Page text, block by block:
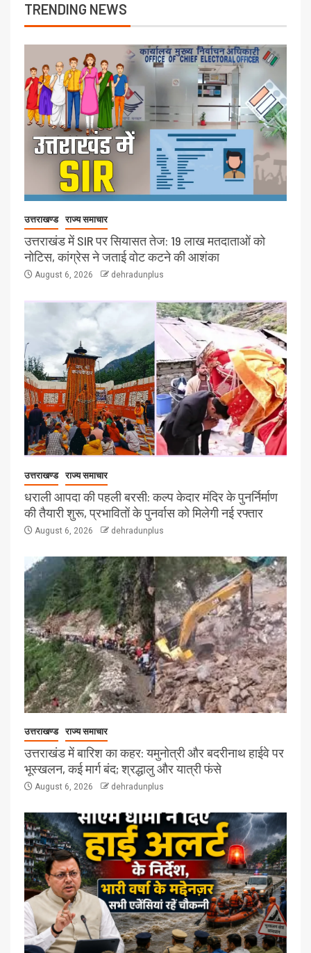
TRENDING NEWS
उत्तराखण्ड राज्य समाचार
उत्तराखंड में SIR पर सियासत तेज: 19 लाख मतदाताओं को
नोटिस, कांग्रेस ने जताई वोट कटने की आशंका
August 6, 2026 dehradunplus
उत्तराखण्ड राज्य समाचार
धराली आपदा की पहली बरसी: कल्प केदार मंदिर के पुनर्निर्माण
की तैयारी शुरू, प्रभावितों के पुनर्वास को मिलेगी नई रफ्तार
August 6, 2026 dehradunplus
उत्तराखण्ड राज्य समाचार
उत्तराखंड में बारिश का कहर: यमुनोत्री और बदरीनाथ हाईवे पर
भूस्खलन, कई मार्ग बंद; श्रद्धालु और यात्री फंसे
August 6, 2026 dehradunplus